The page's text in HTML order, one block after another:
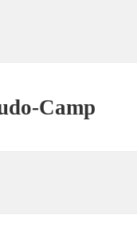
Camp